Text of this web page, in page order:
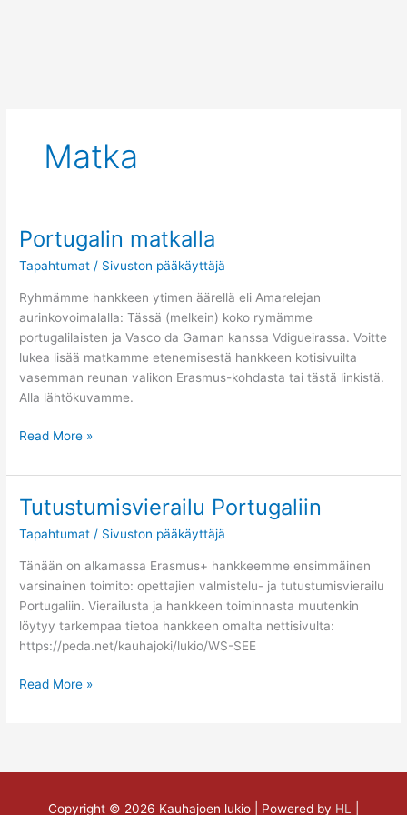
Matka
Portugalin matkalla
Tapahtumat / Sivuston pääkäyttäjä
Ryhmämme hankkeen ytimen äärellä eli Amarelejan
aurinkovoimalalla: Tässä (melkein) koko rymämme
portugalilaisten ja Vasco da Gaman kanssa Vdigueirassa. Voitte
lukea lisää matkamme etenemisestä hankkeen kotisivuilta
vasemman reunan valikon Erasmus-kohdasta tai tästä linkistä.
Alla lähtökuvamme.
Portugalin
Read More »
Tutustumisvierailu Portugaliin
Tapahtumat / Sivuston pääkäyttäjä
Tänään on alkamassa Erasmus+ hankkeemme ensimmäinen
varsinainen toimito: opettajien valmistelu- ja tutustumisvierailu
Portugaliin. Vierailusta ja hankkeen toiminnasta muutenkin
löytyy tarkempaa tietoa hankkeen omalta nettisivulta:
https://peda.net/kauhajoki/lukio/WS-SEE
Tutustumisvierailu
Read More »
Copyright © 2026 Kauhajoen lukio | Powered by HL